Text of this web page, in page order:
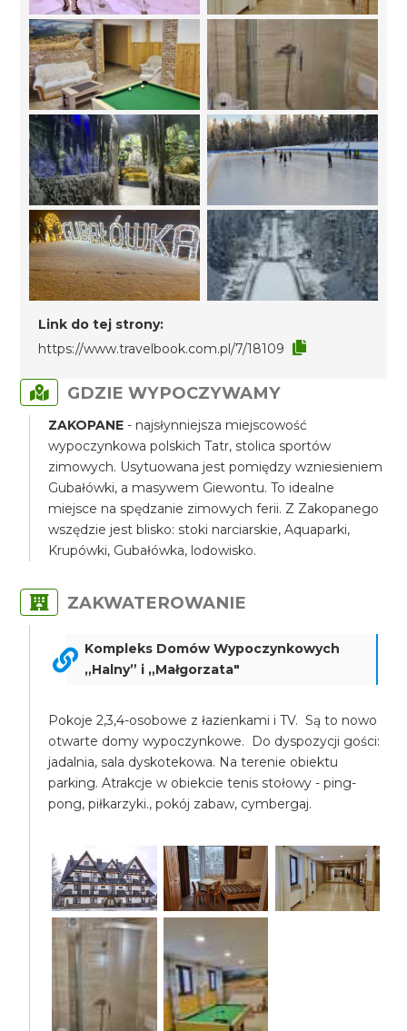
Link do tej strony:
https://www.travelbook.com.pl/7/18109
GDZIE WYPOCZYWAMY
ZAKOPANE - najsłynniejsza miejscowość
wypoczynkowa polskich Tatr, stolica sportów
zimowych. Usytuowana jest pomiędzy wzniesieniem
Gubałówki, a masywem Giewontu. To idealne
miejsce na spędzanie zimowych ferii. Z Zakopanego
wszędzie jest blisko: stoki narciarskie, Aquaparki,
Krupówki, Gubałówka, lodowisko.
ZAKWATEROWANIE
Kompleks Domów Wypoczynkowych
„Halny” i „Małgorzata"
Pokoje 2,3,4-osobowe z łazienkami i TV. Są to nowo
otwarte domy wypoczynkowe. Do dyspozycji gości:
jadalnia, sala dyskotekowa. Na terenie obiektu
parking. Atrakcje w obiekcie tenis stołowy - ping-
pong, piłkarzyki., pokój zabaw, cymbergaj.